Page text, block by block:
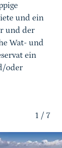
und ein
und der
Wat- und
ein
oder
1 / 7